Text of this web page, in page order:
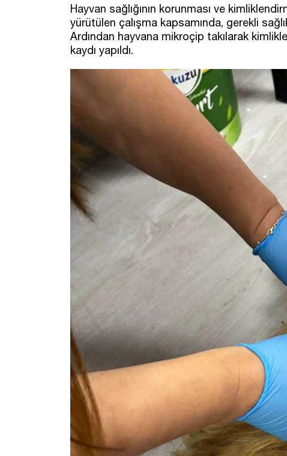
Hayvan sağlığının korunması ve
yürütülen çalışma kapsamında, gerekli
Ardından hayvana mikroçip takılarak
kaydı yapıldı.